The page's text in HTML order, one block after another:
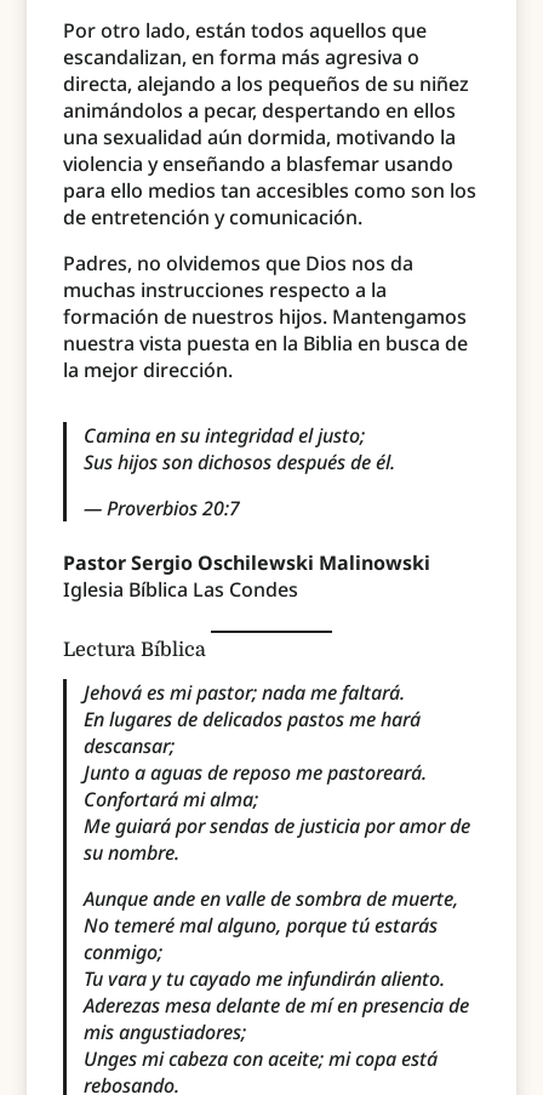
Por otro lado, están todos aquellos que
escandalizan, en forma más agresiva o
directa, alejando a los pequeños de su niñez
animándolos a pecar, despertando en ellos
una sexualidad aún dormida, motivando la
violencia y enseñando a blasfemar usando
para ello medios tan accesibles como son los
de entretención y comunicación.
Padres, no olvidemos que Dios nos da
muchas instrucciones respecto a la
formación de nuestros hijos. Mantengamos
nuestra vista puesta en la Biblia en busca de
la mejor dirección.
Camina en su integridad el justo;
Sus hijos son dichosos después de él.
— Proverbios 20:7
Pastor Sergio Oschilewski Malinowski
Iglesia Bíblica Las Condes
Lectura Bíblica
Jehová es mi pastor; nada me faltará.
En lugares de delicados pastos me hará
descansar;
Junto a aguas de reposo me pastoreará.
Confortará mi alma;
Me guiará por sendas de justicia por amor de
su nombre.
Aunque ande en valle de sombra de muerte,
No temeré mal alguno, porque tú estarás
conmigo;
Tu vara y tu cayado me infundirán aliento.
Aderezas mesa delante de mí en presencia de
mis angustiadores;
Unges mi cabeza con aceite; mi copa está
rebosando.